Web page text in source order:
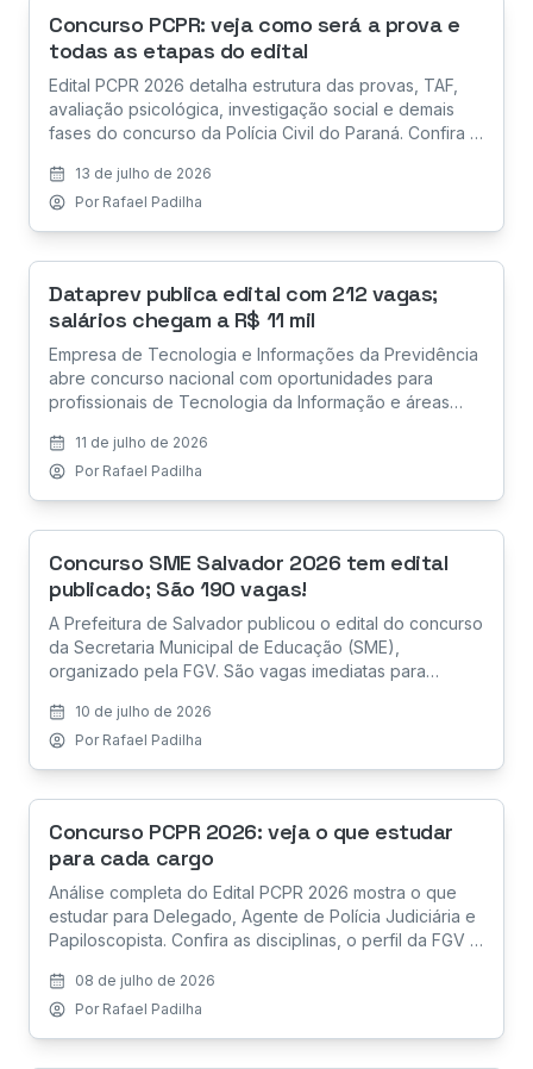
Concurso PCPR: veja como será a prova e
todas as etapas do edital
Edital PCPR 2026 detalha estrutura das provas, TAF,
avaliação psicológica, investigação social e demais
fases do concurso da Polícia Civil do Paraná. Confira a
13 de julho de 2026
Por Rafael Padilha
Dataprev publica edital com 212 vagas;
salários chegam a R$ 11 mil
Empresa de Tecnologia e Informações da Previdência
abre concurso nacional com oportunidades para
profissionais de Tecnologia da Informação e áreas
provas em todas as capitais brasileiras.
11 de julho de 2026
Por Rafael Padilha
Concurso SME Salvador 2026 tem edital
publicado; São 190 vagas!
A Prefeitura de Salvador publicou o edital do concurso
da Secretaria Municipal de Educação (SME),
organizado pela FGV. São vagas imediatas para
de cadastro de reserva.
10 de julho de 2026
Por Rafael Padilha
Concurso PCPR 2026: veja o que estudar
para cada cargo
Análise completa do Edital PCPR 2026 mostra o que
estudar para Delegado, Agente de Polícia Judiciária e
Papiloscopista. Confira as disciplinas, o perfil da FGV e
08 de julho de 2026
Por Rafael Padilha